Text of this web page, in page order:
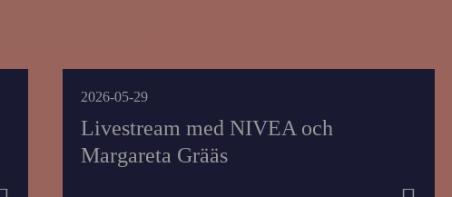
2026-05-29
Livestream med NIVEA och
Margareta Grääs